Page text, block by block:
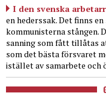
I den svenska
en hederssak. Det finns
kommunisterna stången.
sanning som fått tillåtas
som det bästa försvaret
istället av samarbete och